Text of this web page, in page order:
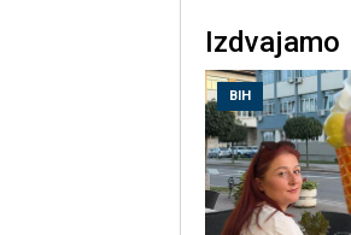
Izdvajamo
BIH